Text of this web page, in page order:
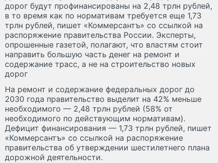
дорог будут профинансированы на 2,48 трлн рублей,
в то время как по нормативам требуется еще 1,73
трлн рублей, пишет «Коммерсантъ» со ссылкой на
распоряжение правительства России. Эксперты,
опрошенные газетой, полагают, что властям стоит
направить большую часть денег на ремонт и
содержание трасс, а не на строительство новых
дорог
На ремонт и содержание федеральных дорог до
2030 года правительство выделит на 42% меньше
необходимого — 2,48 трлн рублей (58% от
необходимого по действующим нормативам).
Дефицит финансирования — 1,73 трлн рублей, пишет
«Коммерсантъ» со ссылкой на распоряжение
правительства об утверждении шестилетнего плана
дорожной деятельности.